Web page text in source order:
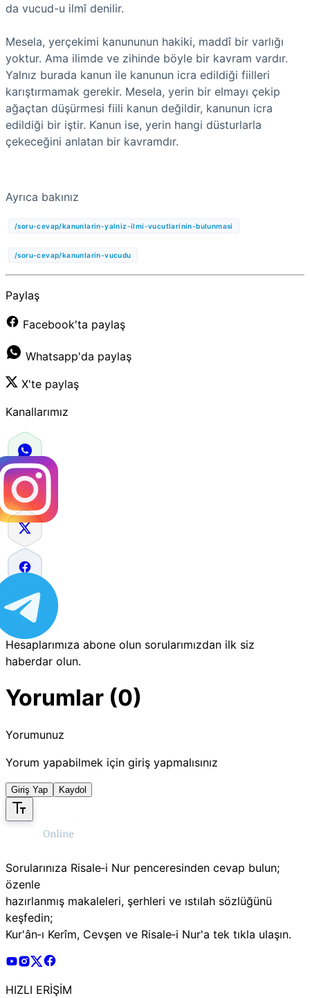
da vucud-u ilmî denilir.
Mesela, yerçekimi kanununun hakiki, maddî bir varlığı
yoktur. Ama ilimde ve zihinde böyle bir kavram vardır.
Yalnız burada kanun ile kanunun icra edildiği fiilleri
karıştırmamak gerekir. Mesela, yerin bir elmayı çekip
ağaçtan düşürmesi fiili kanun değildir, kanunun icra
edildiği bir iştir. Kanun ise, yerin hangi düsturlarla
çekeceğini anlatan bir kavramdır.
Ayrıca bakınız
/soru-cevap/kanunlarin-yalniz-ilmi-vucutlarinin-bulunmasi
/soru-cevap/kanunlarin-vucudu
Paylaş
Facebook'ta paylaş
Whatsapp'da paylaş
X'te paylaş
Kanallarımız
Hesaplarımıza abone olun sorularımızdan ilk siz
haberdar olun.
Yorumlar (0)
Yorumunuz
Yorum yapabilmek için giriş yapmalısınız
Giriş Yap Kaydol
Sorularınıza Risale‑i Nur penceresinden cevap bulun;
özenle
hazırlanmış makaleleri, şerhleri ve ıstılah sözlüğünü
keşfedin;
Kur'ân‑ı Kerîm, Cevşen ve Risale‑i Nur'a tek tıkla ulaşın.
Risale Online Youtube Hesabı
Risale Online Instagram Hesabı
Risale Online X Hesabı
HIZLI ERİŞİM